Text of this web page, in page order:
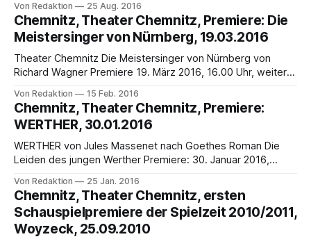
in italienischer Sprache mit deutschen Übertiteln)
Musikalische Leitung: Felix Bender Inszenierung, Bühne und
Kostüme: Hinrich Horstkotte Chor: Stefan Bilz In den
Hauptpartien: Jee Hye Han
Von Redaktion 25 Aug. 2016
Chemnitz, Theater Chemnitz, Premiere: Die
Meistersinger von Nürnberg, 19.03.2016
Theater Chemnitz Die Meistersinger von Nürnberg von
Richard Wagner Premiere 19. März 2016, 16.00 Uhr, weitere
Handlung Im Nürnberg des 16. Jahrhunderts verliebt sich
Eva in Walther von Stolzing, einen Junker vom Lande. Ihr
Vater, der betuchte Goldschmied
Von Redaktion 15 Feb. 2016
Chemnitz, Theater Chemnitz, Premiere:
WERTHER, 30.01.2016
WERTHER von Jules Massenet nach Goethes Roman Die
Leiden des jungen Werther Premiere: 30. Januar 2016,
20. Februar, 19.30 Uhr, 6. März, 18.00 Uhr, 13. März, 15.00
Uhr Die literarische Vorlage Der junge Werther verliebt sich
in Charlotte, die
Von Redaktion 25 Jan. 2016
Chemnitz, Theater Chemnitz, ersten
Schauspielpremiere der Spielzeit 2010/2011,
Woyzeck, 25.09.2010